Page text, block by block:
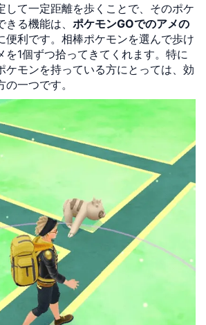
して一定距離を歩くことで、そのポケ
る機能は、 ポケモンGOでのアメの
便利です。相棒ポケモンを選んで歩け
を1個ずつ拾ってきてくれます。特に
ケモンを持っている方にとっては、効
一つです。